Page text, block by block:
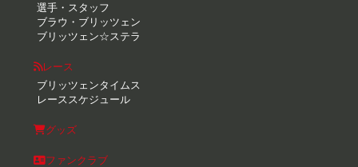
選手・スタッフ
ブラウ・ブリッツェン
ブリッツェン☆ステラ
レース
ブリッツェンタイムス
レーススケジュール
グッズ
ファンクラブ